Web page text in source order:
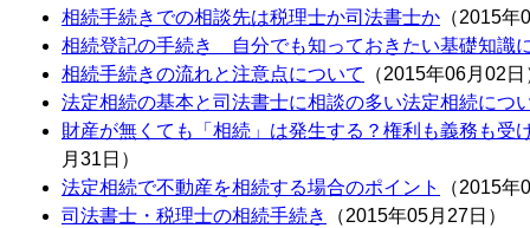
相続手続きでの相談先は税理士か司法書士か （2015
相続登記の手続き 自分でも知っておきたい基礎知識
相続手続きの流れと注意点について
（2015年06月02日
法定相続の基本と司法書士に相談の多い法定相続につ
財産が無くても「相続」は発生する？権利も義務も受
月31日）
法定相続で不動産を相続する場合のポイント
（2015
司法書士・税理士の相続手続き
（2015年05月27日）